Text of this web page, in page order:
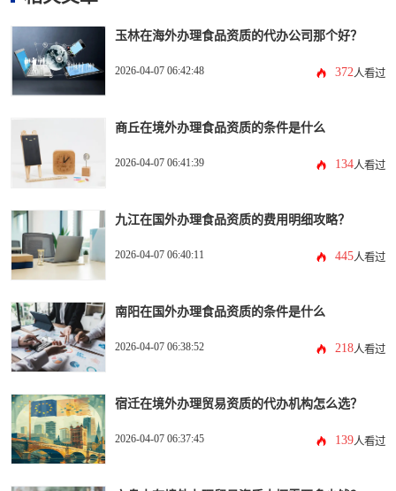
玉林在海外办理食品资质的代办公司那个好？
2026-04-07 06:42:48 372人看过
商丘在境外办理食品资质的条件是什么
2026-04-07 06:41:39 134人看过
九江在国外办理食品资质的费用明细攻略？
2026-04-07 06:40:11 445人看过
南阳在国外办理食品资质的条件是什么
2026-04-07 06:38:52 218人看过
宿迁在境外办理贸易资质的代办机构怎么选？
2026-04-07 06:37:45 139人看过